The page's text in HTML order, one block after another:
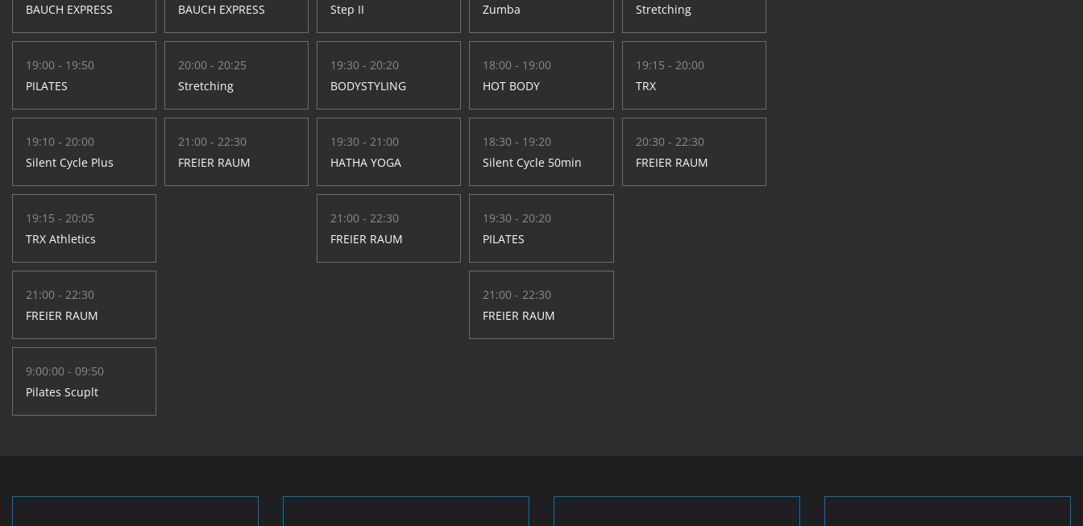
BAUCH EXPRESS
19:00 - 19:50
PILATES
19:10 - 20:00
Silent Cycle Plus
19:15 - 20:05
TRX Athletics
21:00 - 22:30
FREIER RAUM
9:00:00 - 09:50
Pilates Scuplt
BAUCH EXPRESS
20:00 - 20:25
Stretching
21:00 - 22:30
FREIER RAUM
Step II
19:30 - 20:20
BODYSTYLING
19:30 - 21:00
HATHA YOGA
21:00 - 22:30
FREIER RAUM
Zumba
18:00 - 19:00
HOT BODY
18:30 - 19:20
Silent Cycle 50min
19:30 - 20:20
PILATES
21:00 - 22:30
FREIER RAUM
Stretching
19:15 - 20:00
TRX
20:30 - 22:30
FREIER RAUM